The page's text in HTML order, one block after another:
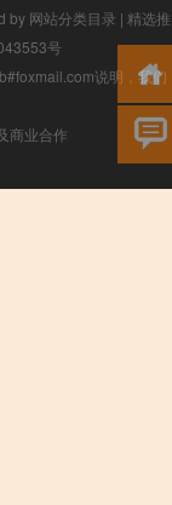
by 网站分类目录 | 精选推
号
说明，我们
商业合作